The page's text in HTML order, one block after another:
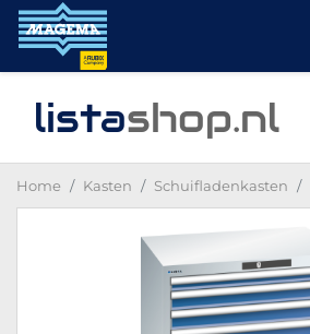
listashop.nl
Home Kasten Schuifladenkasten